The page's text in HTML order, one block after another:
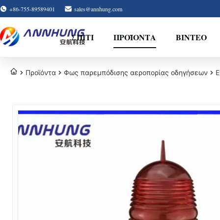
+86-755-89589401 sales@annhung.com
ΣΠΊΤΙ ΠΡΟΪΌΝΤΑ ΒΊΝΤΕΟ
Προϊόντα Φως παρεμπόδισης αεροπορίας οδηγήσεων